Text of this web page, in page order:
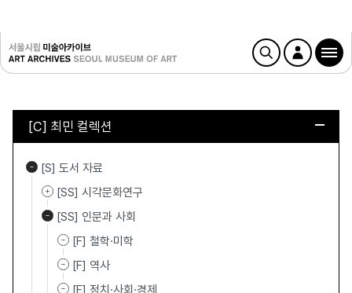
[C] 최민 컬렉션
[S] 도서 자료
[SS] 시각문화연구
[SS] 인문과 사회
[F] 철학·미학
[F] 역사
[F] 정치·사회·경제